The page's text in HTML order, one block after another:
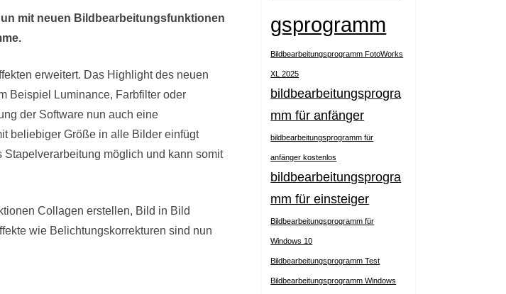
mit neuen Bildbearbeitungsfunktionen
erweitert. Das Highlight des neuen
Beispiel Luminance, Farbfilter oder
der Software nun auch eine
beliebiger Größe in alle Bilder einfügt
möglich und kann somit
Collagen erstellen, Bild in Bild
wie Belichtungskorrekturen sind nun
gsprogramm
Bildbearbeitungsprogramm FotoWorks
XL 2025
bildbearbeitungsprogra
mm für anfänger
bildbearbeitungsprogramm für
anfänger kostenlos
bildbearbeitungsprogra
mm für einsteiger
Bildbearbeitungsprogramm für
Windows 10
Bildbearbeitungsprogramm Test
Bildbearbeitungsprogramm Windows